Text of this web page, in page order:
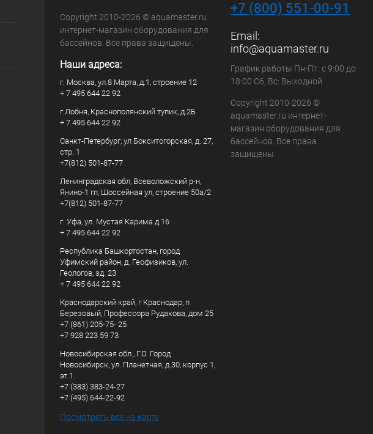
Copyright 2010-2026 © aquamaster.ru
интернет-магазин оборудования для
бассейнов. Все права защищены.
Наши адреса:
г. Москва, ул.8 Марта, д.1, строение 12
+ 7 495 644 22 92
г.Лобня, Краснополянский тупик, д.2Б
+ 7 495 644 22 92
Санкт-Петербург, ул Бокситогорская, д. 27,
стр. 1
+7(812) 501-87-77
Ленинградская обл, Всеволожский р-н,
Янино-1 гп, Шоссейная ул, строение 50а/2
+7(812) 501-87-77
г. Уфа, ул. Мустая Карима д.16
+ 7 495 644 22 92
Республика Башкортостан, город
Уфимский район, д. Геофизиков, ул.
Геологов, зд. 23
+ 7 495 644 22 92
Краснодарский край, г Краснодар, п
Березовый, Профессора Рудакова, дом 25
+7 (861) 205-75- 25
+7 928 223 59 73
Новосибирская обл., Г.О. Город
Новосибирск, ул. Планетная, д.30, корпус 1,
эт.1.
+7 (383) 383-24-27
+7 (495) 644-22-92
Посмотреть все на карте
+7 (800) 551-00-91
Email:
info@aquamaster.ru
График работы Пн-Пт: с 9:00 до
18:00 Сб, Вс: Выходной
Copyright 2010-2026 ©
aquamaster.ru интернет-
магазин оборудования для
бассейнов. Все права
защищены.